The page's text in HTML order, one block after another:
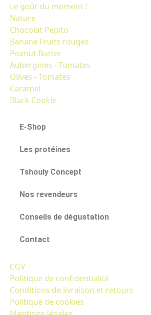
Le goût du moment !
Nature
Chocolat Pepito
Banane Fruits rouges
Peanut Butter
Aubergines - Tomates
Olives - Tomates
Caramel
Black Cookie
E-Shop
Les protéines
Tshouly Concept
Nos revendeurs
Conseils de dégustation
Contact
CGV
Politique de confidentialité
Conditions de livraison et retours
Politique de cookies